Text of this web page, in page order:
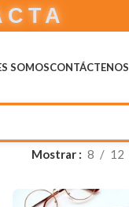
SOMOSCONTÁCTENOS
Mostrar 8 12